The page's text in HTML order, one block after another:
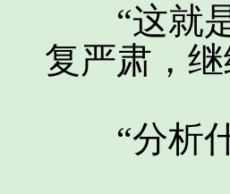
“这就是
复严肃，继
“分析什